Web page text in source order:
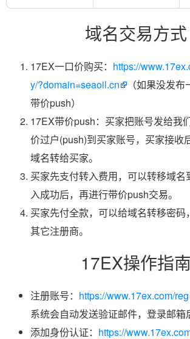
域名交易方式
17EX一口价购买： https://
y/?domain=seaoil.cn
（如果没发
带价push）
17EX带价push：买家把账号发给我
价过户(push)到买家账号，买家接收
域名转给买家。
买家先支付转入费用，可以转移域
入成功后，再进行带价push交易。
买家先付全款，可以给域名转移密码
其它注册商。
17EX操作指南
注册账号： https://www.17ex.com/reg
系统会自动发送验证邮件，登录邮箱
添加身份认证： https://